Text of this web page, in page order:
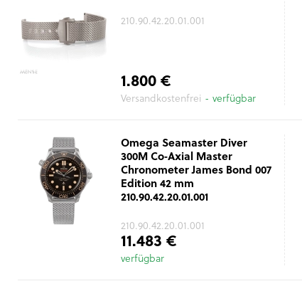
210.90.42.20.01.001
1.800 €
Versandkostenfrei - verfügbar
Omega Seamaster Diver
300M Co‑Axial Master
Chronometer James Bond 007
Edition 42 mm
210.90.42.20.01.001
210.90.42.20.01.001
11.483 €
verfügbar